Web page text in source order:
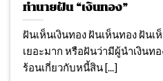
ทำนายฝัน “เงินทอง”
ฝันเห็นเงินทอง ฝันเห็นทอง ฝันเ
เยอะมาก หรือฝันว่ามีผู้นำเงินท
ร้อนเกี่ยวกับหนี้สิน [...]